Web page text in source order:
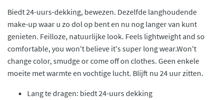
Biedt 24-uurs-dekking, bewezen. Dezelfde langhoudende
make-up waar u zo dol op bent en nu nog langer van kunt
genieten. Feilloze, natuurlijke look. Feels lightweight and so
comfortable, you won't believe it's super long wear.Won't
change color, smudge or come off on clothes. Geen enkele
moeite met warmte en vochtige lucht. Blijft nu 24 uur zitten.
Lang te dragen: biedt 24-uurs dekking